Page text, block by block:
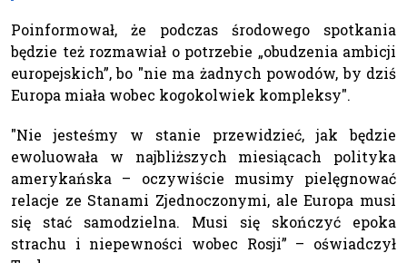
Poinformował, że podczas środowego spotkania
będzie też rozmawiał o potrzebie „obudzenia ambicji
europejskich”, bo "nie ma żadnych powodów, by dziś
Europa miała wobec kogokolwiek kompleksy".
"Nie jesteśmy w stanie przewidzieć, jak będzie
ewoluowała w najbliższych miesiącach polityka
amerykańska – oczywiście musimy pielęgnować
relacje ze Stanami Zjednoczonymi, ale Europa musi
się stać samodzielna. Musi się skończyć epoka
strachu i niepewności wobec Rosji” – oświadczył